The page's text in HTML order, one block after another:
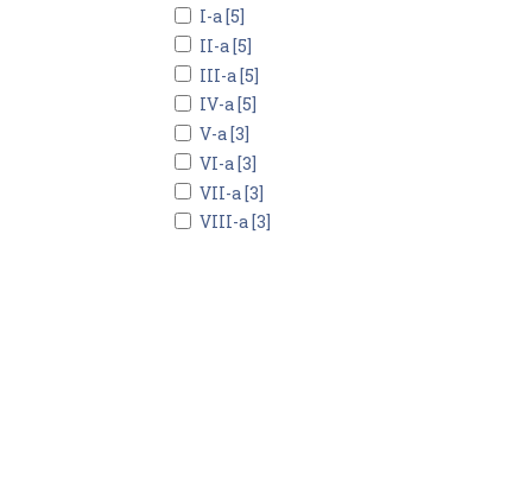
I-a [5]
II-a [5]
III-a [5]
IV-a [5]
V-a [3]
VI-a [3]
VII-a [3]
VIII-a [3]